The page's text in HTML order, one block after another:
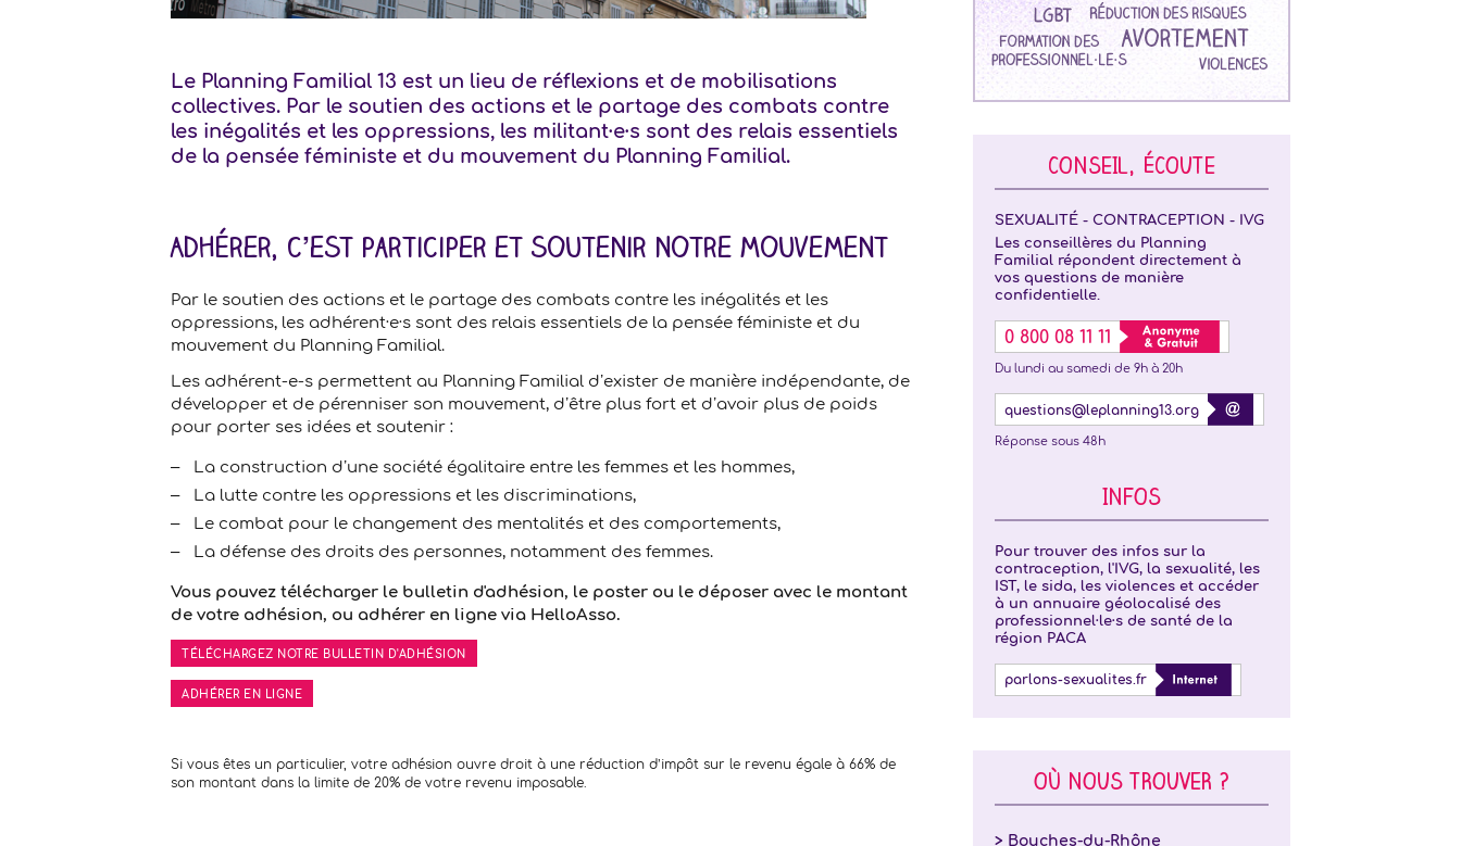
Le Planning Familial 13 est un lieu de réflexions et de mobilisations
collectives. Par le soutien des actions et le partage des combats contre
les inégalités et les oppressions, les militant·e·s sont des relais essentiels
de la pensée féministe et du mouvement du Planning Familial.
Adhérer, c’est participer et soutenir notre mouvement
Par le soutien des actions et le partage des combats contre les inégalités et les
oppressions, les adhérent·e·s sont des relais essentiels de la pensée féministe et du
mouvement du Planning Familial.
Les adhérent-e-s permettent au Planning Familial d’exister de manière indépendante, de
développer et de pérenniser son mouvement, d’être plus fort et d’avoir plus de poids
pour porter ses idées et soutenir :
La construction d’une société égalitaire entre les femmes et les hommes,
La lutte contre les oppressions et les discriminations,
Le combat pour le changement des mentalités et des comportements,
La défense des droits des personnes, notamment des femmes.
Vous pouvez télécharger le bulletin d'adhésion, le poster ou le déposer avec le montant
de votre adhésion, ou adhérer en ligne via HelloAsso.
TÉLÉCHARGEZ NOTRE BULLETIN D'ADHÉSION
ADHÉRER EN LIGNE
Si vous êtes un particulier, votre adhésion ouvre droit à une réduction d’impôt sur le revenu égale à 66% de
son montant dans la limite de 20% de votre revenu imposable.
CONSEIL, ÉCOUTE
SEXUALITÉ - CONTRACEPTION - IVG
Les conseillères du Planning
Familial répondent directement à
vos questions de manière
confidentielle.
0 800 08 11 11
Du lundi au samedi de 9h à 20h
questions@leplanning13.org
Réponse sous 48h
INFOS
Pour trouver des infos sur la
contraception, l'IVG, la sexualité, les
IST, le sida, les violences et accéder
à un annuaire géolocalisé des
professionnel·le·s de santé de la
région PACA
parlons-sexualites.fr
OÙ NOUS TROUVER ?
> Bouches-du-Rhône